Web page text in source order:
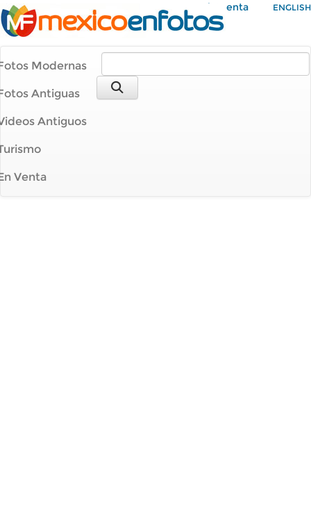
Mi Cuenta ENGLISH
Modernas
Antiguas
Antiguos
Venta